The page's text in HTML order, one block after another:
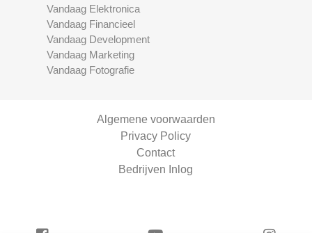
Vandaag Elektronica
Vandaag Financieel
Vandaag Development
Vandaag Marketing
Vandaag Fotografie
Algemene voorwaarden
Privacy Policy
Contact
Bedrijven Inlog